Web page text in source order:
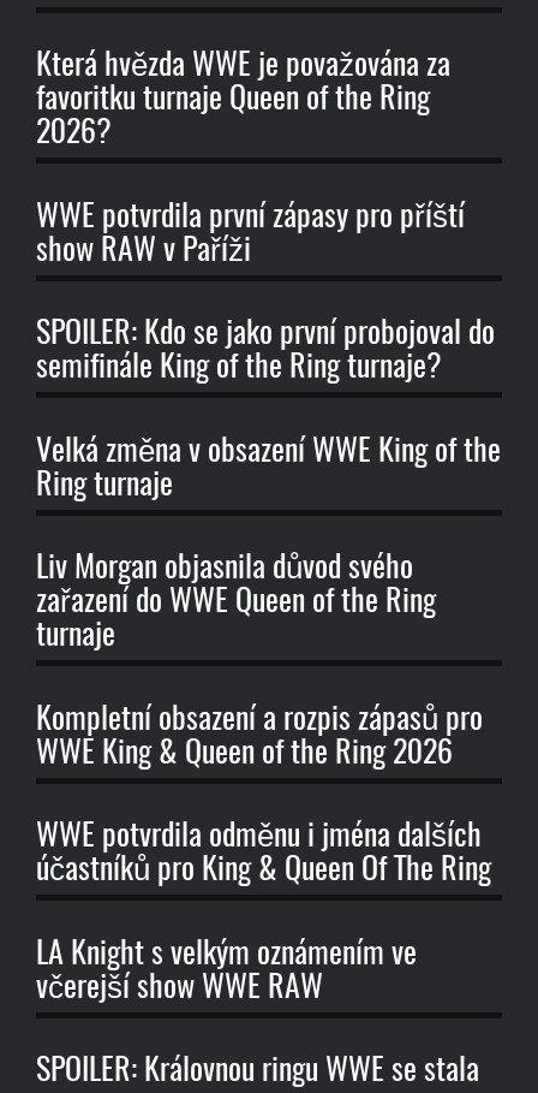
Která hvězda WWE je považována za
favoritku turnaje Queen of the Ring
2026?
WWE potvrdila první zápasy pro příští
show RAW v Paříži
SPOILER: Kdo se jako první probojoval do
semifinále King of the Ring turnaje?
Velká změna v obsazení WWE King of the
Ring turnaje
Liv Morgan objasnila důvod svého
zařazení do WWE Queen of the Ring
turnaje
Kompletní obsazení a rozpis zápasů pro
WWE King & Queen of the Ring 2026
WWE potvrdila odměnu i jména dalších
účastníků pro King & Queen Of The Ring
LA Knight s velkým oznámením ve
včerejší show WWE RAW
SPOILER: Královnou ringu WWE se stala